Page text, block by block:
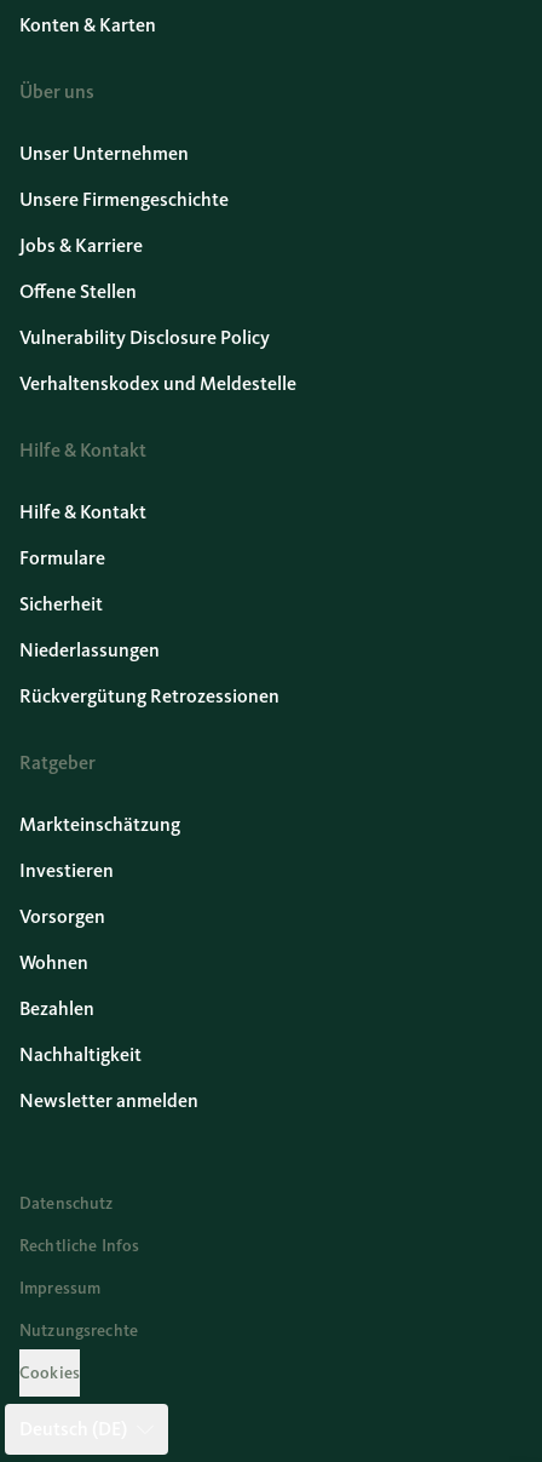
Konten & Karten
Über uns
Unser Unternehmen
Unsere Firmengeschichte
Jobs & Karriere
Offene Stellen
Vulnerability Disclosure Policy
Verhaltenskodex und Meldestelle
Hilfe & Kontakt
Hilfe & Kontakt
Formulare
Sicherheit
Niederlassungen
Rückvergütung Retrozessionen
Ratgeber
Markteinschätzung
Investieren
Vorsorgen
Wohnen
Bezahlen
Nachhaltigkeit
Newsletter anmelden
Datenschutz
Rechtliche Infos
Impressum
Nutzungsrechte
Cookies